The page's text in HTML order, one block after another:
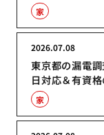
家
東京都の漏電
日対応＆有資
2026.07.08
家